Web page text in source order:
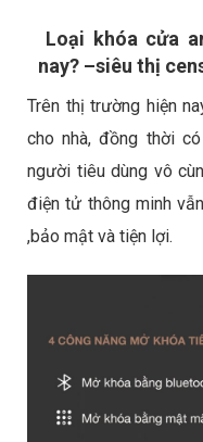
Loại khóa cửa
nay? –siêu thị
Trên thị trường hiện
cho nhà, đồng thời
người tiêu dùng vô
điện tử thông minh
,bảo mật và tiện lợi.